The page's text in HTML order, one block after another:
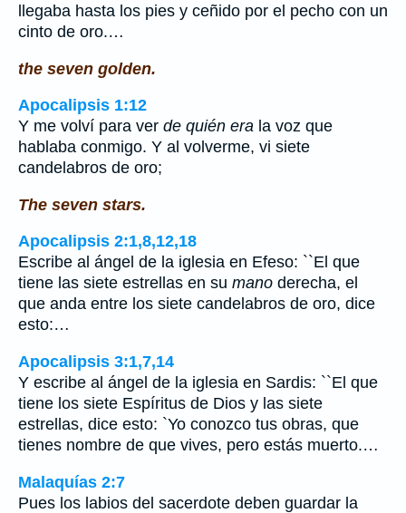
llegaba hasta los pies y ceñido por el pecho con un
cinto de oro.…
the seven golden.
Apocalipsis 1:12
Y me volví para ver de quién era la voz que
hablaba conmigo. Y al volverme, vi siete
candelabros de oro;
The seven stars.
Apocalipsis 2:1,8,12,18
Escribe al ángel de la iglesia en Efeso: ``El que
tiene las siete estrellas en su mano derecha, el
que anda entre los siete candelabros de oro, dice
esto:…
Apocalipsis 3:1,7,14
Y escribe al ángel de la iglesia en Sardis: ``El que
tiene los siete Espíritus de Dios y las siete
estrellas, dice esto: `Yo conozco tus obras, que
tienes nombre de que vives, pero estás muerto.…
Malaquías 2:7
Pues los labios del sacerdote deben guardar la